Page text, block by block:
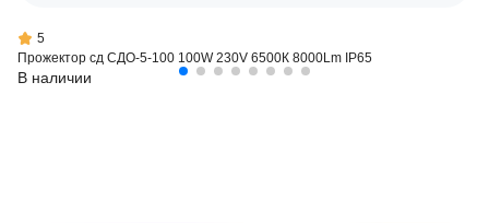
5
Прожектор сд СДО-5-100 100W 230V 6500К 8000Lm IP65
В наличии